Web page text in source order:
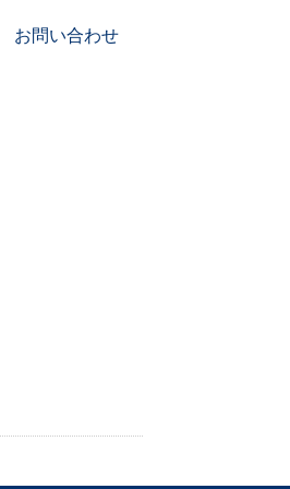
お問い合わせ